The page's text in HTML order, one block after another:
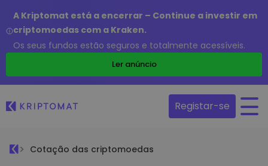
A Kriptomat está a encerrar – Continue a investir em
criptomoedas com a Kraken.
Os seus fundos estão seguros e totalmente acessíveis.
Ler anúncio
Registar-se
Cotação das criptomoedas